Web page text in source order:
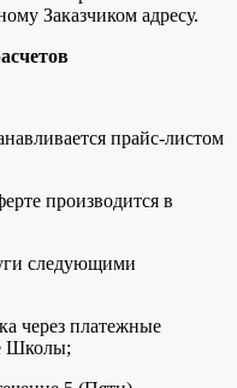
Заказчиком адресу.
прайс-листом
производится в
следующими
через платежные
Школы;